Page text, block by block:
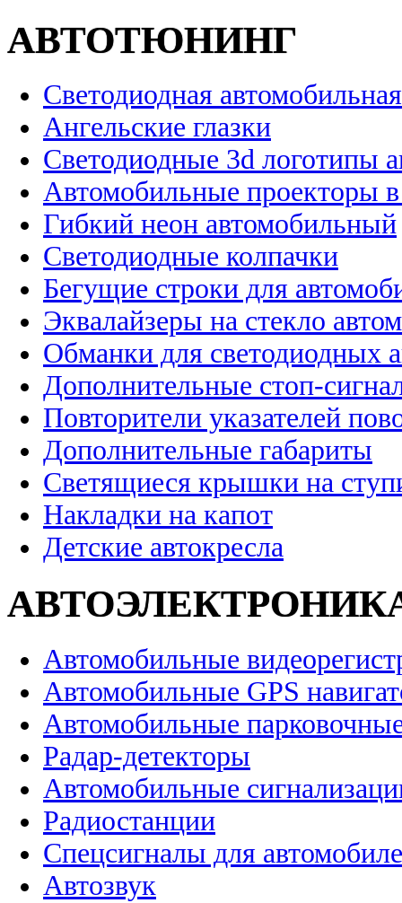
АВТОТЮНИНГ
Светодиодная
Ангельские глазки
Светодиодные 3d логотипы
Автомобильные проекторы
Гибкий неон автомобильный
Светодиодные колпачки
Бегущие строки для
Эквалайзеры на стекло
Обманки для светодиодных
Дополнительные стоп-
Повторители указателей
Дополнительные габариты
Светящиеся крышки на
Накладки на капот
Детские автокресла
Автомобильные
Автомобильные GPS
Автомобильные
Радар-детекторы
Автомобильные
Радиостанции
Спецсигналы для
Автозвук